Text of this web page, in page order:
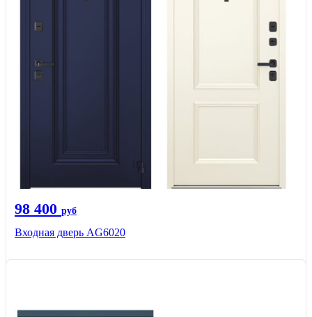
98 400 руб
Входная дверь AG6020